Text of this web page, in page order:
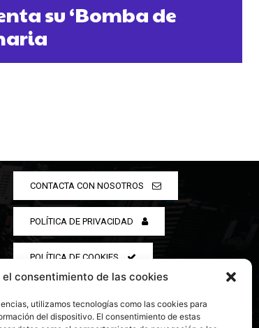
el consentimiento de las cookies
utilizamos tecnologías como las cookies para
del dispositivo. El consentimiento de estas
su ‘Bomba de
CONTACTA CON NOSOTROS
POLÍTICA DE PRIVACIDAD
POLÍTICA DE COOKIES